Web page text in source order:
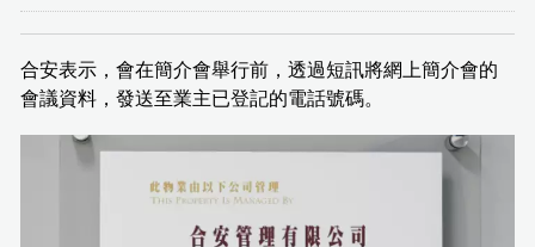
合安表示，會在簡介會舉行前，透過短訊將網上簡介會的
會議資料，發送至業主已登記的電話號碼。